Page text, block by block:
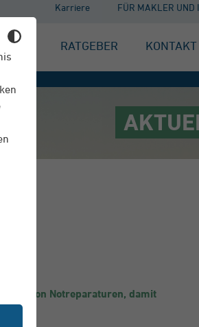
RATGEBER
Karriere FÜR MAKLER UND
von Notreparaturen, damit